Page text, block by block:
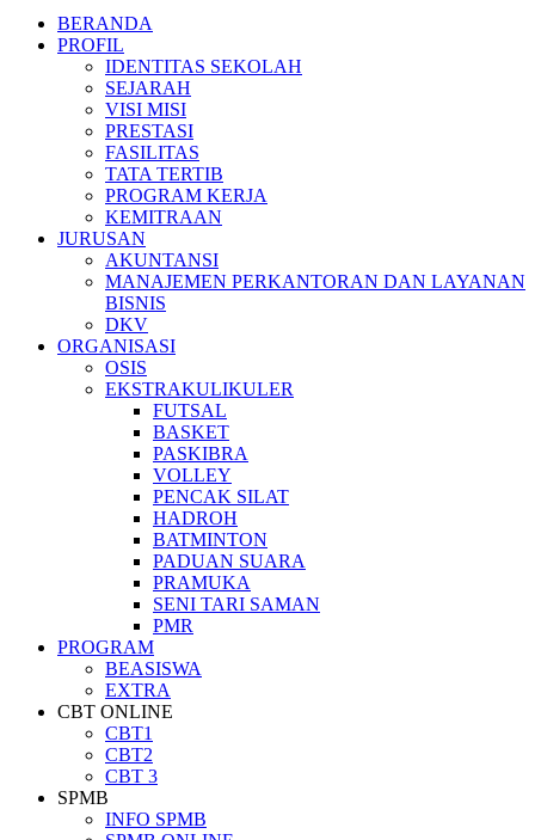
BERANDA
PROFIL
IDENTITAS SEKOLAH
SEJARAH
VISI MISI
PRESTASI
FASILITAS
TATA TERTIB
PROGRAM KERJA
KEMITRAAN
JURUSAN
AKUNTANSI
MANAJEMEN PERKANTORAN DAN LAYANAN
BISNIS
DKV
ORGANISASI
OSIS
EKSTRAKULIKULER
FUTSAL
BASKET
PASKIBRA
VOLLEY
PENCAK SILAT
HADROH
BATMINTON
PADUAN SUARA
PRAMUKA
SENI TARI SAMAN
PMR
PROGRAM
BEASISWA
EXTRA
CBT ONLINE
CBT1
CBT2
CBT 3
SPMB
INFO SPMB